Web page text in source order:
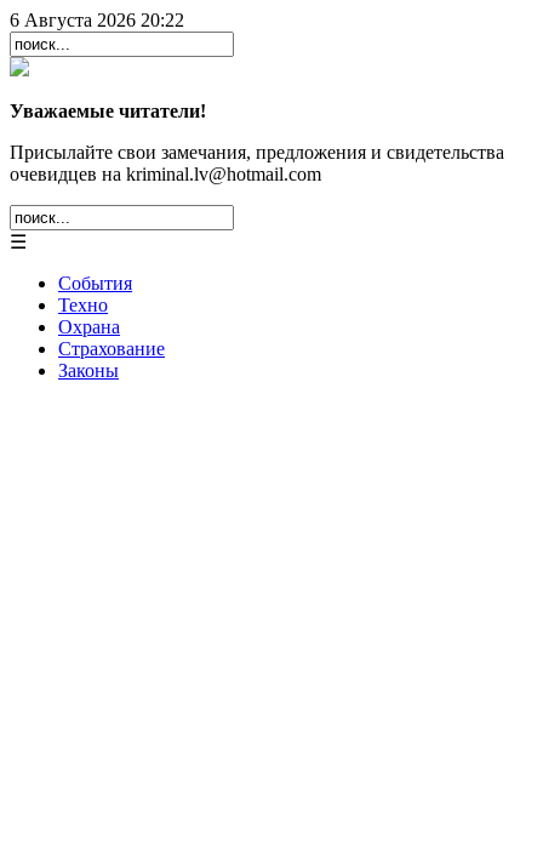
6 Августа 2026 20:22
Уважаемые читатели!
Присылайте свои замечания, предложения и свидетельства
очевидцев на kriminal.lv@hotmail.com
☰
События
Техно
Охрана
Страхование
Законы